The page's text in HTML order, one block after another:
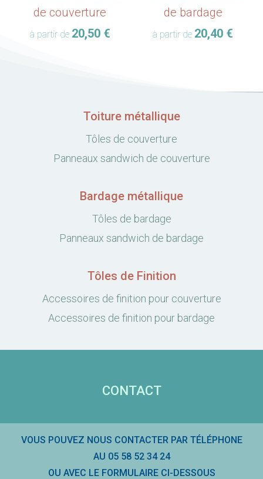
de couverture
à partir de 20,50 €
de bardage
à partir de 20,40 €
Toiture métallique
Tôles de couverture
Panneaux sandwich de couverture
Bardage métallique
Tôles de bardage
Panneaux sandwich de bardage
Tôles de Finition
Accessoires de finition pour couverture
Accessoires de finition pour bardage
CONTACT
VOUS POUVEZ NOUS CONTACTER PAR TÉLÉPHONE
AU 05 58 52 34 24
OU AVEC LE FORMULAIRE CI-DESSOUS